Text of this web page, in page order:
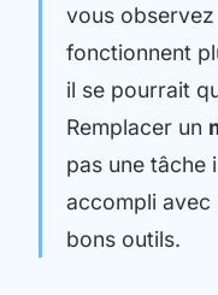
vous
fonctionnent
il se pourrait
Remplacer un
pas une tâche
accompli avec
bons outils.